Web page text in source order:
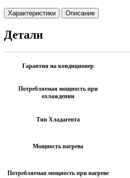
Характеристики Описание
Детали
Гарантия на кондиционер
Потребляемая мощность при
охлаждении
Тип Хладагента
Мощность нагрева
Потребляемая мощность при нагреве